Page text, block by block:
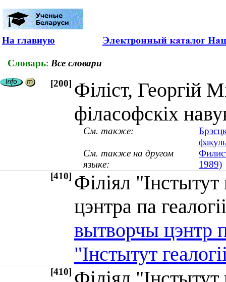
На главную
Словарь: Все словари
[200] Філіст, Георгій
філасофскіх
См. также:
См. также на другом
языке:
1989)
[410] Філіял "Інстытут
цэнтра па
вытворчы цэнтр
"Інстытут
[410]